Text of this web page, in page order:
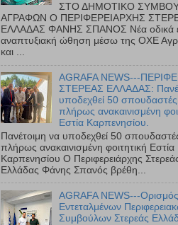
ΣΤΟ ΔΗΜΟΤΙΚΟ
ΑΓΡΑΦΩΝ Ο ΠΕΡΙΦΕΡΕΙΑΡΧΗΣ
ΕΛΛΑΔΑΣ ΦΑΝΗΣ ΣΠΑΝΟΣ Νέα οδικά
αναπτυξιακή ώθηση μέσω της ΟΧΕ
και ...
AGRAFA NEWS---
ΣΤΕΡΕΑΣ ΕΛΛΑΔΑΣ:
υποδεχθεί 50
πλήρως ανακαινισμένη
Εστία Καρπενησίου.
Πανέτοιμη να υποδεχθεί 50
πλήρως ανακαινισμένη φοιτητική Εστία
Καρπενησίου Ο Περιφερειάρχης
Ελλάδας Φάνης Σπανός βρέθη...
AGRAFA NEWS---Ορισμός
Εντεταλμένων
Συμβούλων Στερεάς